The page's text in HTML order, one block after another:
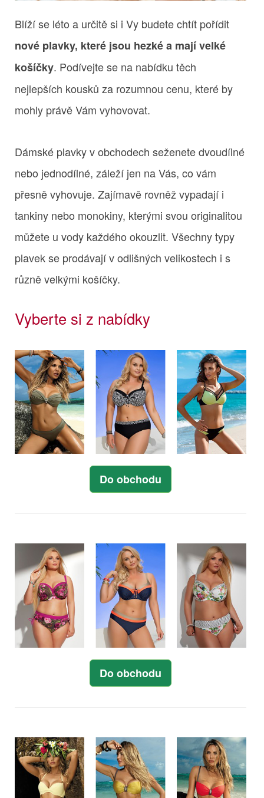
Blíží se léto a určitě si i Vy budete chtít pořídit
nové plavky, které jsou hezké a mají velké
košíčky. Podívejte se na nabídku těch
nejlepších kousků za rozumnou cenu, které by
mohly právě Vám vyhovovat.
Dámské plavky v obchodech seženete dvoudílné
nebo jednodílné, záleží jen na Vás, co vám
přesně vyhovuje. Zajímavě rovněž vypadají i
tankiny nebo monokiny, kterými svou originalitou
můžete u vody každého okouzlit. Všechny typy
plavek se prodávají v odlišných velikostech i s
různě velkými košíčky.
Vyberte si z nabídky
Do obchodu
Do obchodu